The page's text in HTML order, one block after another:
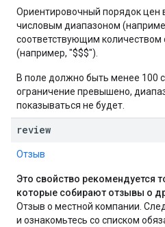
Ориентировочный порядок
числовым диапазоном
соответствующим
(например, "$$$").
В поле должно быть менее 100
ограничение превышено,
показываться не будет.
review
Отзыв
Это свойство рекомендуется
которые собирают отзывы о
Отзыв о местной компании.
и ознакомьтесь со списком